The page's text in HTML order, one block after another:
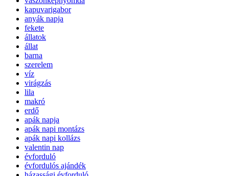
kapuvarigabor
anyák napja
fekete
állatok
állat
barna
szerelem
víz
virágzás
lila
makró
erdő
apák napja
apák napi montázs
apák napi kollázs
valentin nap
évforduló
évfordulós ajándék